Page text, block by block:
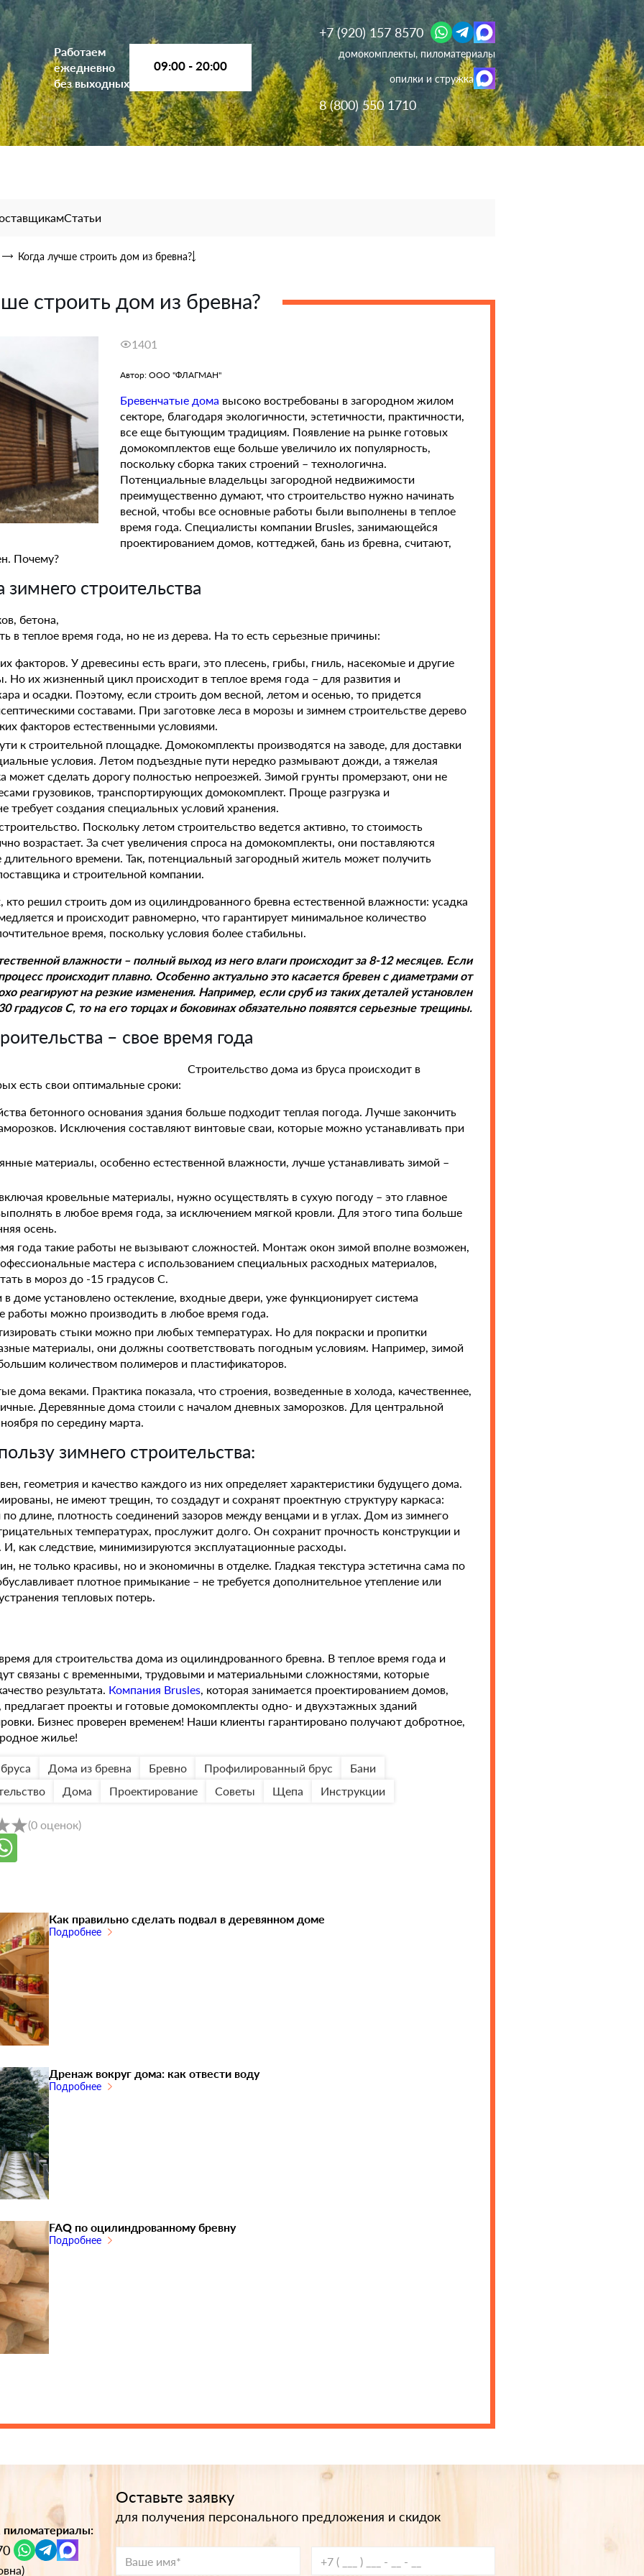
Работаем
ежедневно
без выходных
09:00 - 20:00
+7 (920) 157 8570
домокомплекты, пиломатериалы
опилки и стружка
8 (800) 550 1710
Статьи
Когда лучше строить дом из бревна?
строить дом из бревна?
1401
Автор: ООО "ФЛАГМАН"
Бревенчатые дома высоко востребованы в загородном жилом
секторе, благодаря экологичности, эстетичности, практичности,
все еще бытующим традициям. Появление на рынке готовых
домокомплектов еще больше увеличило их популярность,
поскольку сборка таких строений – технологична.
Потенциальные владельцы загородной недвижимости
преимущественно думают, что строительство нужно начинать
весной, чтобы все основные работы были выполнены в теплое
время года. Специалисты компании Brusles, занимающейся
проектированием домов, коттеджей, бань из бревна, считают,
Почему?
зимнего строительства
бетона,
в теплое время года, но не из дерева. На то есть серьезные причины:
факторов. У древесины есть враги, это плесень, грибы, гниль, насекомые и другие
Но их жизненный цикл происходит в теплое время года – для развития и
и осадки. Поэтому, если строить дом весной, летом и осенью, то придется
составами. При заготовке леса в морозы и зимнем строительстве дерево
факторов естественными условиями.
к строительной площадке. Домокомплекты производятся на заводе, для доставки
условия. Летом подъездные пути нередко размывают дожди, а тяжелая
может сделать дорогу полностью непроезжей. Зимой грунты промерзают, они не
грузовиков, транспортирующих домокомплект. Проще разгрузка и
требует создания специальных условий хранения.
Поскольку летом строительство ведется активно, то стоимость
возрастает. За счет увеличения спроса на домокомплекты, они поставляются
длительного времени. Так, потенциальный загородный житель может получить
и строительной компании.
кто решил строить дом из оцилиндрованного бревна естественной влажности: усадка
и происходит равномерно, что гарантирует минимальное количество
время, поскольку условия более стабильны.
влажности – полный выход из него влаги происходит за 8-12 месяцев. Если
происходит плавно. Особенно актуально это касается бревен с диаметрами от
реагируют на резкие изменения. Например, если сруб из таких деталей установлен
градусов С, то на его торцах и боковинах обязательно появятся серьезные трещины.
– свое время года
Строительство дома из бруса происходит в
есть свои оптимальные сроки:
бетонного основания здания больше подходит теплая погода. Лучше закончить
Исключения составляют винтовые сваи, которые можно устанавливать при
материалы, особенно естественной влажности, лучше устанавливать зимой –
кровельные материалы, нужно осуществлять в сухую погоду – это главное
в любое время года, за исключением мягкой кровли. Для этого типа больше
осень.
года такие работы не вызывают сложностей. Монтаж окон зимой вполне возможен,
мастера с использованием специальных расходных материалов,
в мороз до -15 градусов С.
в доме установлено остекление, входные двери, уже функционирует система
работы можно производить в любое время года.
стыки можно при любых температурах. Но для покраски и пропитки
материалы, они должны соответствовать погодным условиям. Например, зимой
количеством полимеров и пластификаторов.
дома веками. Практика показала, что строения, возведенные в холода, качественнее,
Деревянные дома стоили с началом дневных заморозков. Для центральной
по середину марта.
зимнего строительства:
геометрия и качество каждого из них определяет характеристики будущего дома.
не имеют трещин, то создадут и сохранят проектную структуру каркаса:
по длине, плотность соединений зазоров между венцами и в углах. Дом из зимнего
температурах, прослужит долго. Он сохранит прочность конструкции и
И, как следствие, минимизируются эксплуатационные расходы.
не только красивы, но и экономичны в отделке. Гладкая текстура эстетична сама по
плотное примыкание – не требуется дополнительное утепление или
тепловых потерь.
для строительства дома из оцилиндрованного бревна. В теплое время года и
связаны с временными, трудовыми и материальными сложностями, которые
результата. Компания Brusles , которая занимается проектированием домов,
предлагает проекты и готовые домокомплекты одно- и двухэтажных зданий
Бизнес проверен временем! Наши клиенты гарантировано получают добротное,
жилье!
Дома из бревна Бревно Профилированный брус
Бани
Дома Проектирование Советы Щепа Инструкции
(0 оценок)
Как правильно сделать подвал в деревянном доме
Подробнее
Дренаж вокруг дома: как отвести воду
Подробнее
FAQ по оцилиндрованному бревну
Подробнее
пиломатериалы:
Оставьте заявку
для получения персонального предложения и скидок